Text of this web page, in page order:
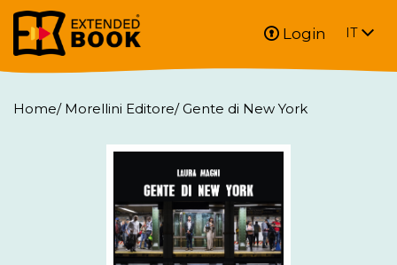
Login IT
Home/ Morellini Editore/ Gente di New York